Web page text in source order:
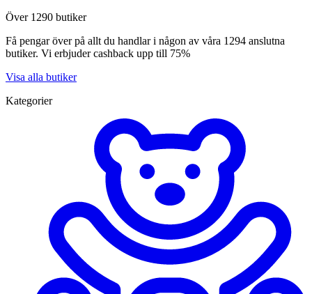
Över 1290 butiker
Få pengar över på allt du handlar i någon av våra 1294 anslutna
butiker. Vi erbjuder cashback upp till 75%
Visa alla butiker
Kategorier